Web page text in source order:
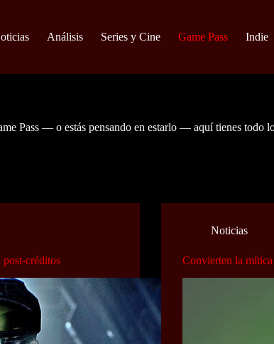
Análisis Series y Cine Game Pass Indie
Pass — o estás pensando en estarlo — aquí tienes todo
créditos
Noticias
Convierten la